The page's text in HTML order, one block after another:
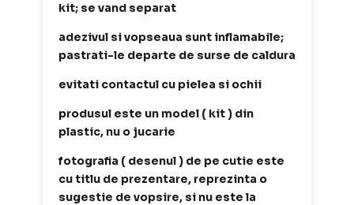
kit; se vand separat
adezivul si vopseaua sunt inflamabile;
pastrati-le departe de surse de caldura
evitati contactul cu pielea si ochii
produsul este un model ( kit ) din
plastic, nu o jucarie
fotografia ( desenul ) de pe cutie este
cu titlu de prezentare, reprezinta o
sugestie de vopsire, si nu este la